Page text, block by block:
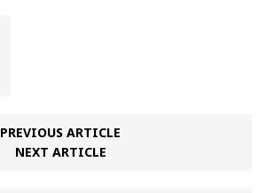
PREVIOUS ARTICLE
NEXT ARTICLE